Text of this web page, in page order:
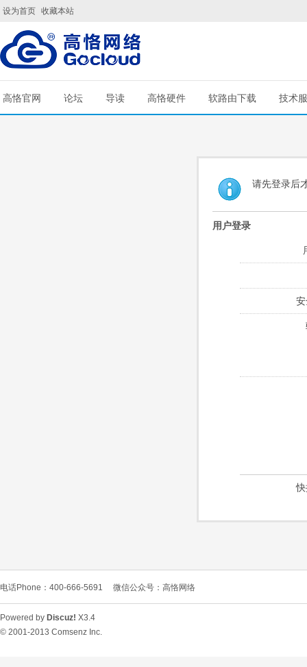
设为首页 收藏本站
高恪官网 论坛 导读 高恪硬件 软路由下载 技术
请先登录后
用户登录
电话Phone：400-666-5691 微信公众号：高恪网络
Powered by Discuz! X3.4
© 2001-2013 Comsenz Inc.